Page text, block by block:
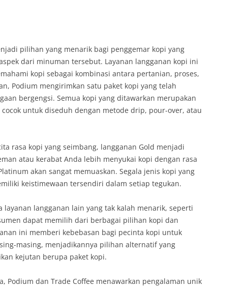
pilihan yang menarik bagi penggemar kopi yang
dari minuman tersebut. Layanan langganan kopi ini
kopi sebagai kombinasi antara pertanian, proses,
Podium mengirimkan satu paket kopi yang telah
bergengsi. Semua kopi yang ditawarkan merupakan
untuk diseduh dengan metode drip, pour-over, atau
rasa kopi yang seimbang, langganan Gold menjadi
atau kerabat Anda lebih menyukai kopi dengan rasa
akan sangat memuaskan. Segala jenis kopi yang
keistimewaan tersendiri dalam setiap tegukan.
layanan langganan lain yang tak kalah menarik, seperti
dapat memilih dari berbagai pilihan kopi dan
ini memberi kebebasan bagi pecinta kopi untuk
masing, menjadikannya pilihan alternatif yang
kejutan berupa paket kopi.
Podium dan Trade Coffee menawarkan pengalaman unik